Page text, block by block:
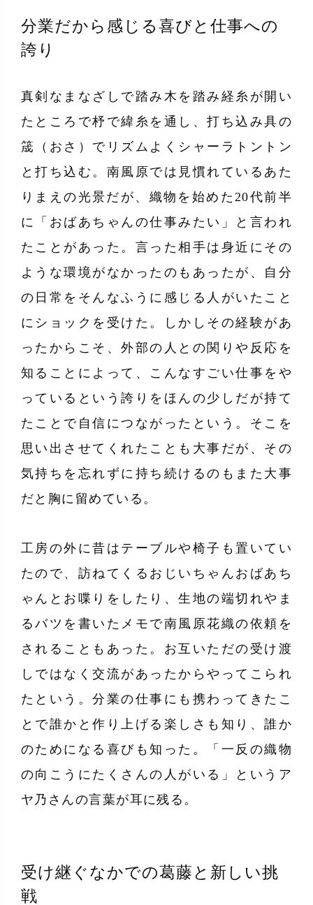
分業だから感じる喜びと仕事への
誇り
真剣なまなざしで踏み木を踏み経糸が開い
たところで杼で緯糸を通し、打ち込み具の
筬（おさ）でリズムよくシャーラトントン
と打ち込む。南風原では見慣れているあた
りまえの光景だが、織物を始めた20代前半
に「おばあちゃんの仕事みたい」と言われ
たことがあった。言った相手は身近にその
ような環境がなかったのもあったが、自分
の日常をそんなふうに感じる人がいたこと
にショックを受けた。しかしその経験があ
ったからこそ、外部の人との関りや反応を
知ることによって、こんなすごい仕事をや
っているという誇りをほんの少しだが持て
たことで自信につながったという。そこを
思い出させてくれたことも大事だが、その
気持ちを忘れずに持ち続けるのもまた大事
だと胸に留めている。
工房の外に昔はテーブルや椅子も置いてい
たので、訪ねてくるおじいちゃんおばあち
ゃんとお喋りをしたり、生地の端切れやま
るバツを書いたメモで南風原花織の依頼を
されることもあった。お互いただの受け渡
しではなく交流があったからやってこられ
たという。分業の仕事にも携わってきたこ
とで誰かと作り上げる楽しさも知り、誰か
のためになる喜びも知った。「一反の織物
の向こうにたくさんの人がいる」というア
ヤ乃さんの言葉が耳に残る。
受け継ぐなかでの葛藤と新しい挑
戦